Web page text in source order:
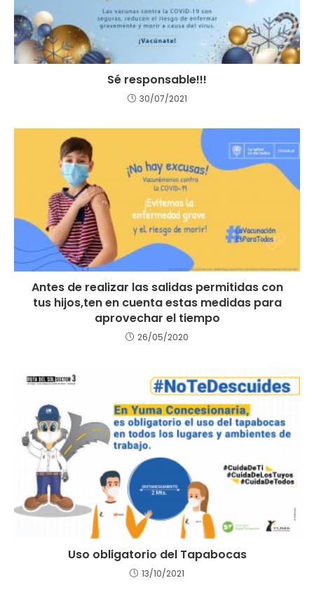
Sé responsable!!!
30/07/2021
Antes de realizar las salidas permitidas con
tus hijos,ten en cuenta estas medidas para
aprovechar el tiempo
26/05/2020
Uso obligatorio del Tapabocas
13/10/2021